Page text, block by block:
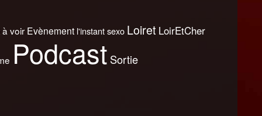
voir Evènement l'instant sexo Loiret LoirEtCher
Podcast Sortie